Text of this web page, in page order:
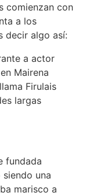
comienzan con
a los
decir algo así:
a actor
Mairena
Firulais
largas
fundada
una
marisco a